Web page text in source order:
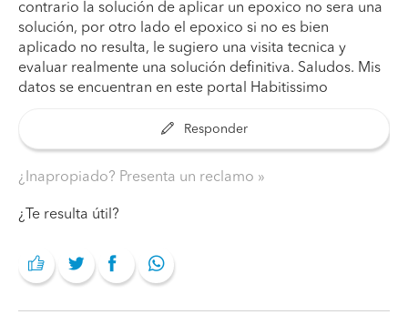
contrario la solución de aplicar un epoxico no sera una
solución, por otro lado el epoxico si no es bien
aplicado no resulta, le sugiero una visita tecnica y
evaluar realmente una solución definitiva. Saludos. Mis
datos se encuentran en este portal Habitissimo
Responder
¿Inapropiado? Presenta un reclamo
¿Te resulta útil?